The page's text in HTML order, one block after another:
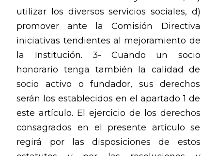
utilizar los diversos servicios sociales, d)
promover ante la Comisión Directiva
iniciativas tendientes al mejoramiento de
la Institución. 3- Cuando un socio
honorario tenga también la calidad de
socio activo o fundador, sus derechos
serán los establecidos en el apartado 1 de
este artículo. El ejercicio de los derechos
consagrados en el presente artículo se
regirá por las disposiciones de estos